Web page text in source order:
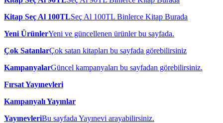
Kitap Seç Al 100TLSeç Al 100TL Binlerce Kitap Burada
Yeni ÜrünlerYeni ve güncellenen ürünler bu sayfada.
Çok SatanlarÇok satan kitapları bu sayfada görebilirsiniz
KampanyalarGüncel kampanyaları bu sayfadan görebilirsiniz.
Fırsat Yayınevleri
Kampanyalı Yayınlar
YayınevleriBu sayfada Yayınevi arayabilirsiniz.